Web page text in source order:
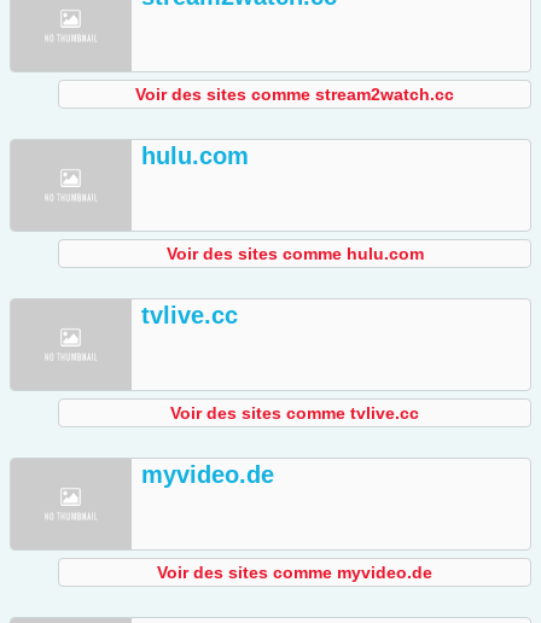
Voir des sites comme stream2watch.cc
hulu.com
Voir des sites comme hulu.com
tvlive.cc
Voir des sites comme tvlive.cc
myvideo.de
Voir des sites comme myvideo.de